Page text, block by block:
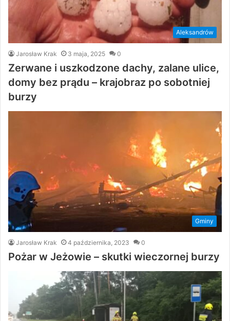
Aleksandrów
Jarosław Krak 3 maja, 2025 0
Zerwane i uszkodzone dachy, zalane ulice,
domy bez prądu – krajobraz po sobotniej
burzy
Gminy
Jarosław Krak 4 października, 2023 0
Pożar w Jeżowie – skutki wieczornej burzy